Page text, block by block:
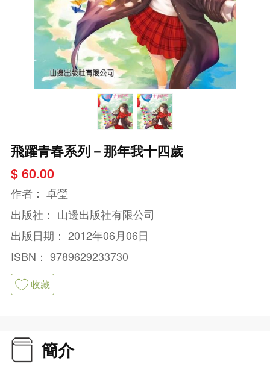
飛躍青春系列－那年我十四歲
$ 60.00
作者： 卓瑩
出版社： 山邊出版社有限公司
出版日期： 2012年06月06日
ISBN： 9789629233730
收藏
簡介